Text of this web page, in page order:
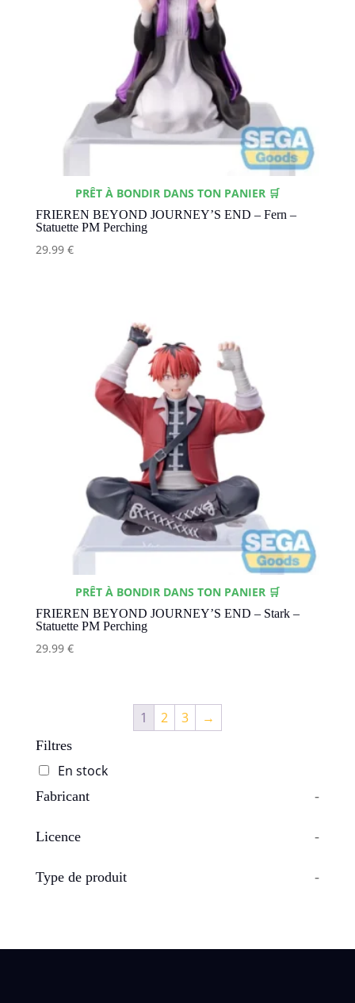
PRÊT À BONDIR DANS TON PANIER 🛒
FRIEREN BEYOND JOURNEY’S END – Fern –
Statuette PM Perching
29.99 €
PRÊT À BONDIR DANS TON PANIER 🛒
FRIEREN BEYOND JOURNEY’S END – Stark –
Statuette PM Perching
29.99 €
1 2 3 →
Filtres
En stock
Fabricant -
Licence -
Type de produit -